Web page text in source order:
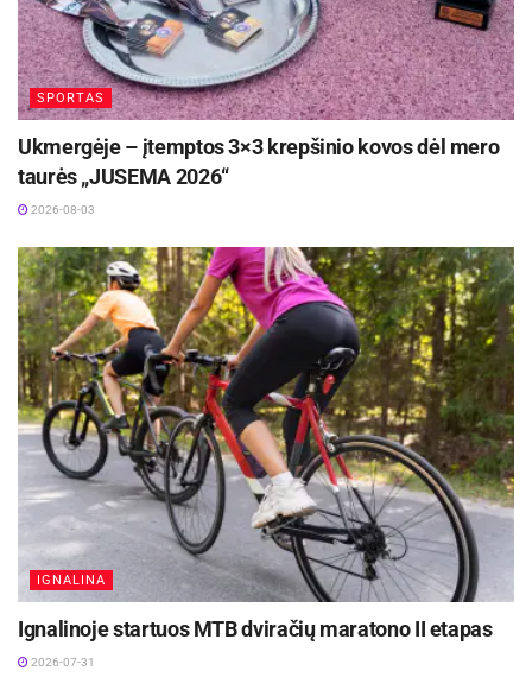
SPORTAS
Ukmergėje – įtemptos 3×3 krepšinio kovos dėl mero
taurės „JUSEMA 2026“
2026-08-03
IGNALINA
Ignalinoje startuos MTB dviračių maratono II etapas
2026-07-31